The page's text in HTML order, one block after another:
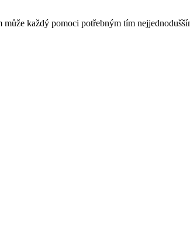
každý pomoci potřebným tím